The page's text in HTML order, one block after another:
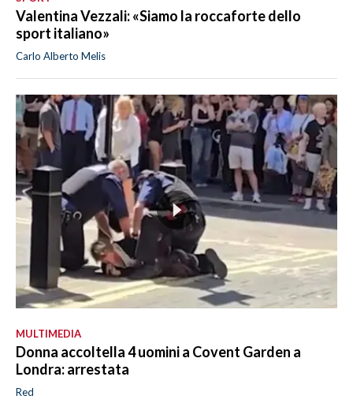
Valentina Vezzali: «Siamo la roccaforte dello
sport italiano»
Carlo Alberto Melis
MULTIMEDIA
Donna accoltella 4 uomini a Covent Garden a
Londra: arrestata
Red